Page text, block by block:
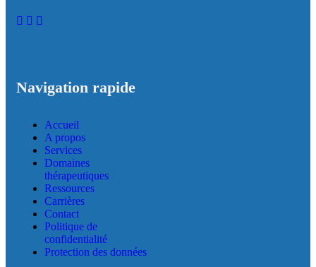
Navigation rapide
Accueil
A propos
Services
Domaines
thérapeutiques
Ressources
Carrières
Contact
Politique de
confidentialité
Protection des données